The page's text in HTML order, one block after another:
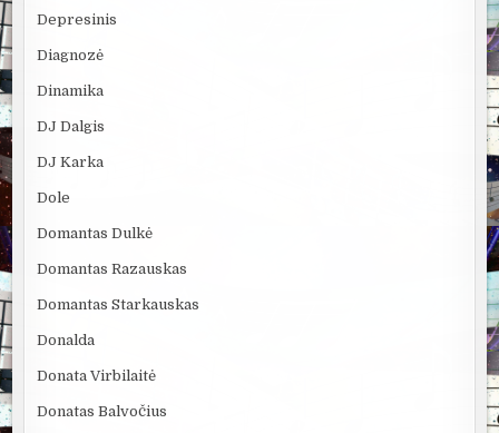
Depresinis
Diagnozė
Dinamika
DJ Dalgis
DJ Karka
Dole
Domantas Dulkė
Domantas Razauskas
Domantas Starkauskas
Donalda
Donata Virbilaitė
Donatas Balvočius